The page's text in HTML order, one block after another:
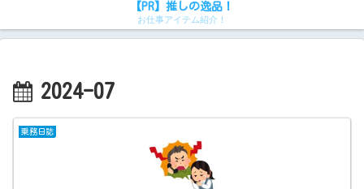
【PR】推しの逸品！
お仕事アイテム紹介！
2024-07
乗務日誌